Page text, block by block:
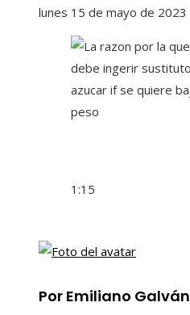
lunes 15 de mayo de 2023
1:15
Por Emiliano Galván